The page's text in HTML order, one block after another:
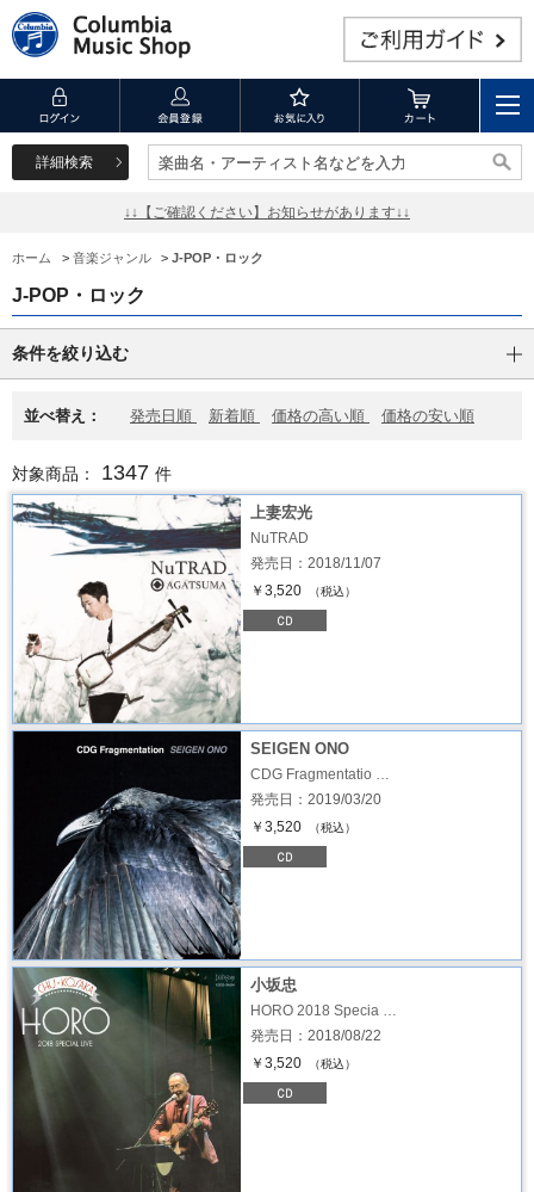
詳細検索 楽曲名・アーティスト名などを入力
楽曲名・アーティスト名などを入力
↓↓【ご確認ください】お知らせがあります↓↓
ホーム > 音楽ジャンル > J-POP・ロック
J-POP・ロック
条件を絞り込む
並べ替え： 発売日順 新着順 価格の高い順 価格の安い順
対象商品： 1347 件
上妻宏光
NuTRAD
発売日：2018/11/07
￥3,520
（税込）
SEIGEN ONO
CDG Fragmentatio …
発売日：2019/03/20
￥3,520
（税込）
小坂忠
HORO 2018 Specia …
発売日：2018/08/22
￥3,520
（税込）